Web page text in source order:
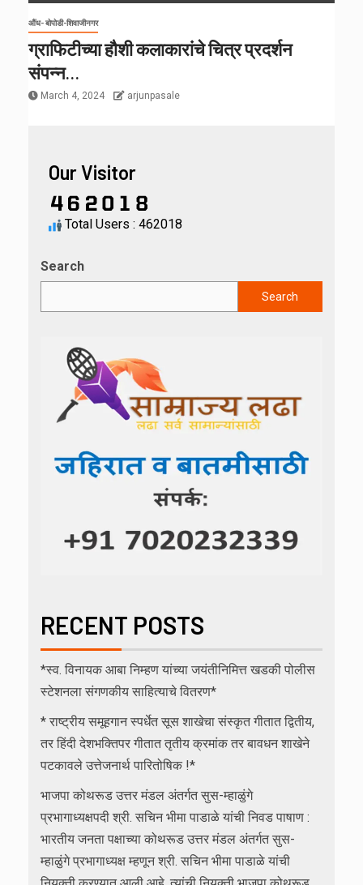
औंध- बोपोडी-शिवाजीनगर
ग्राफिटीच्या हौशी कलाकारांचे चित्र प्रदर्शन
संपन्न…
March 4, 2024 arjunpasale
Our Visitor
Total Users : 462018
Search
Search
RECENT POSTS
*स्व. विनायक आबा निम्हण यांच्या जयंतीनिमित्त खडकी पोलीस
स्टेशनला संगणकीय साहित्याचे वितरण*
* राष्ट्रीय समूहगान स्पर्धेत सूस शाखेचा संस्कृत गीतात द्वितीय,
तर हिंदी देशभक्तिपर गीतात तृतीय क्रमांक तर बावधन शाखेने
पटकावले उत्तेजनार्थ पारितोषिक !*
भाजपा कोथरूड उत्तर मंडल अंतर्गत सुस-म्हाळुंगे
प्रभागाध्यक्षपदी श्री. सचिन भीमा पाडाळे यांची निवड पाषाण :
भारतीय जनता पक्षाच्या कोथरूड उत्तर मंडल अंतर्गत सुस-
म्हाळुंगे प्रभागाध्यक्ष म्हणून श्री. सचिन भीमा पाडाळे यांची